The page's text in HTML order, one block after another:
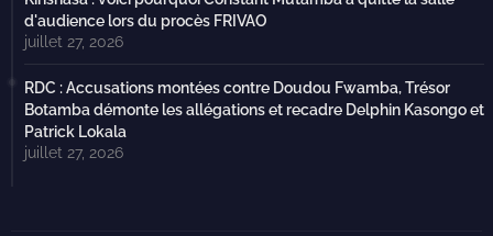
d'audience lors du procès FRIVAO
juillet 27, 2026
RDC : Accusations montées contre Doudou Fwamba, Trésor
Botamba démonte les allégations et recadre Delphin Kasongo et
Patrick Lokala
juillet 27, 2026